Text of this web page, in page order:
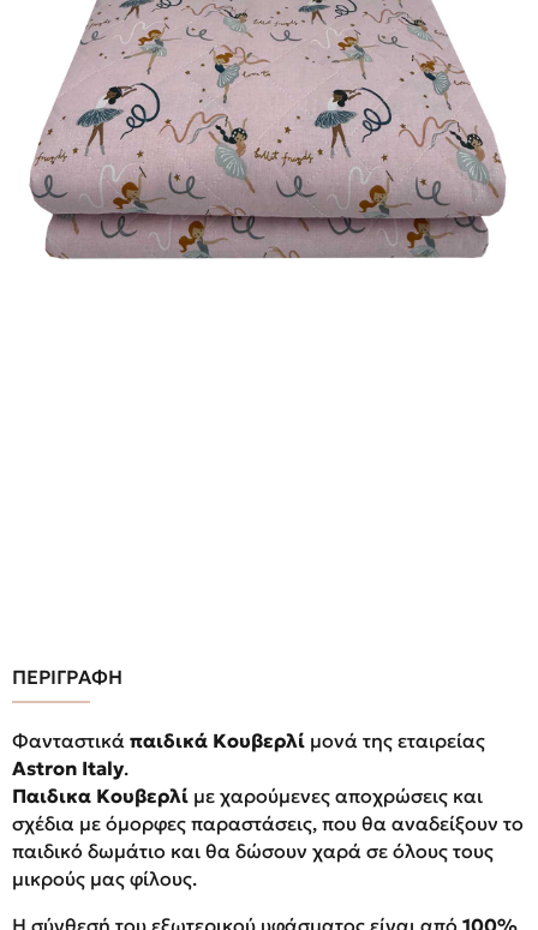
ΠΕΡΙΓΡΑΦΗ
Φανταστικά παιδικά Κουβερλί μονά της εταιρείας
Astron Italy.
Παιδικα Κουβερλί με χαρούμενες αποχρώσεις και
σχέδια με όμορφες παραστάσεις, που θα αναδείξουν το
παιδικό δωμάτιο και θα δώσουν χαρά σε όλους τους
μικρούς μας φίλους.
Η σύνθεσή του εξωτερικού υφάσματος είναι από 100%